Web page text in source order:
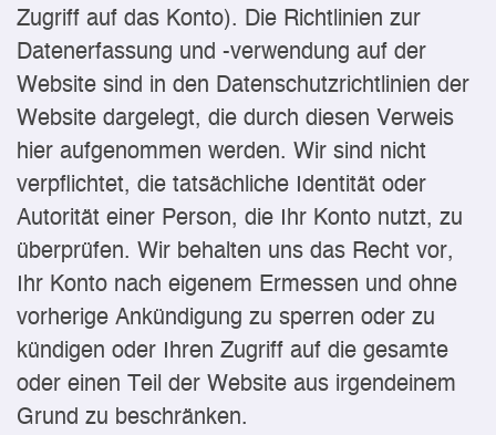
Zugriff auf das Konto). Die Richtlinien zur
Datenerfassung und -verwendung auf der
Website sind in den Datenschutzrichtlinien der
Website dargelegt, die durch diesen Verweis
hier aufgenommen werden. Wir sind nicht
verpflichtet, die tatsächliche Identität oder
Autorität einer Person, die Ihr Konto nutzt, zu
überprüfen. Wir behalten uns das Recht vor,
Ihr Konto nach eigenem Ermessen und ohne
vorherige Ankündigung zu sperren oder zu
kündigen oder Ihren Zugriff auf die gesamte
oder einen Teil der Website aus irgendeinem
Grund zu beschränken.